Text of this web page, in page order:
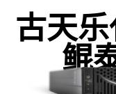
古天
鲲